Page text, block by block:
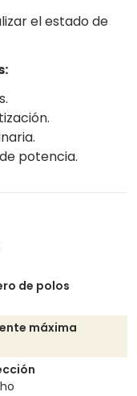
el estado de
potencia.
de polos
máxima